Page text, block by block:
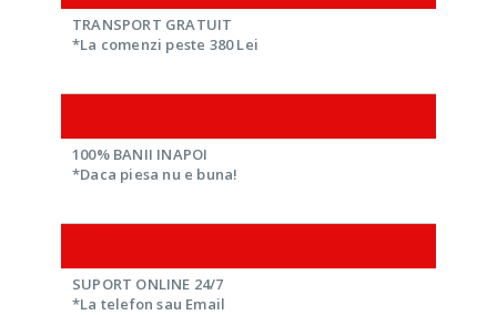
TRANSPORT GRATUIT
*La comenzi peste 380 Lei
100% BANII INAPOI
*Daca piesa nu e buna!
SUPORT ONLINE 24/7
*La telefon sau Email